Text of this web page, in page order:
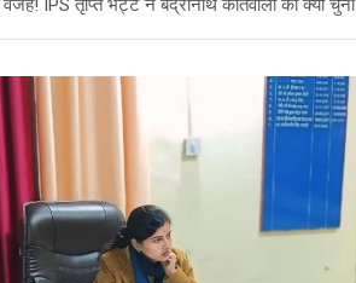
IPS तृप्ति भट्ट ने बद्रीनाथ कोतवाली को क्यों